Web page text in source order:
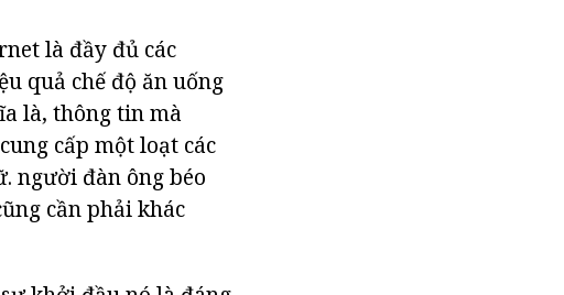
là đầy đủ các
quả chế độ ăn uống
là, thông tin mà
cấp một loạt các
người đàn ông béo
cần phải khác